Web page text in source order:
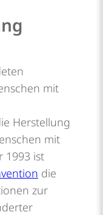
mit
Herstellung
mit
1993 ist
die
zur